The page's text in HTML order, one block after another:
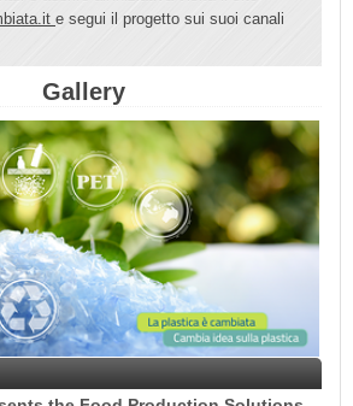
e segui il progetto sui suoi canali
Gallery